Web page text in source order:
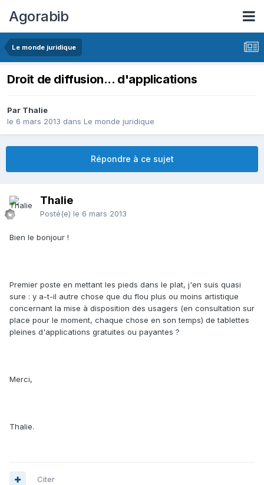
Agorabib
Le monde juridique
Droit de diffusion... d'applications
Par Thalie
le 6 mars 2013 dans Le monde juridique
Répondre à ce sujet
Thalie
Posté(e) le 6 mars 2013
Bien le bonjour !
Premier poste en mettant les pieds dans le plat, j'en suis quasi
sure : y a-t-il autre chose que du flou plus ou moins artistique
concernant la mise à disposition des usagers (en consultation sur
place pour le moment, chaque chose en son temps) de tablettes
pleines d'applications gratuites ou payantes ?
Merci,
Thalie.
Citer